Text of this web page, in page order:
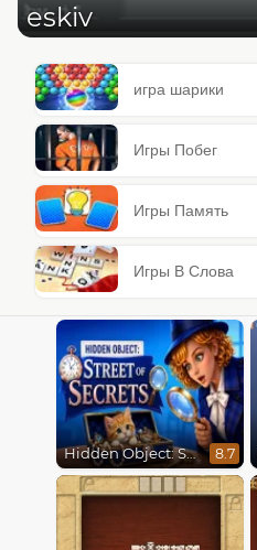
eskiv
игра шарики
Игры Побег
Игры Память
Игры В Слова
Hidden Object: Street Of Secrets 8.7